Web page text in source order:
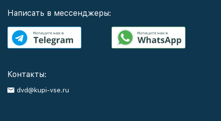
Написать в мессенджеры:
Контакты:
dvd@kupi-vse.ru